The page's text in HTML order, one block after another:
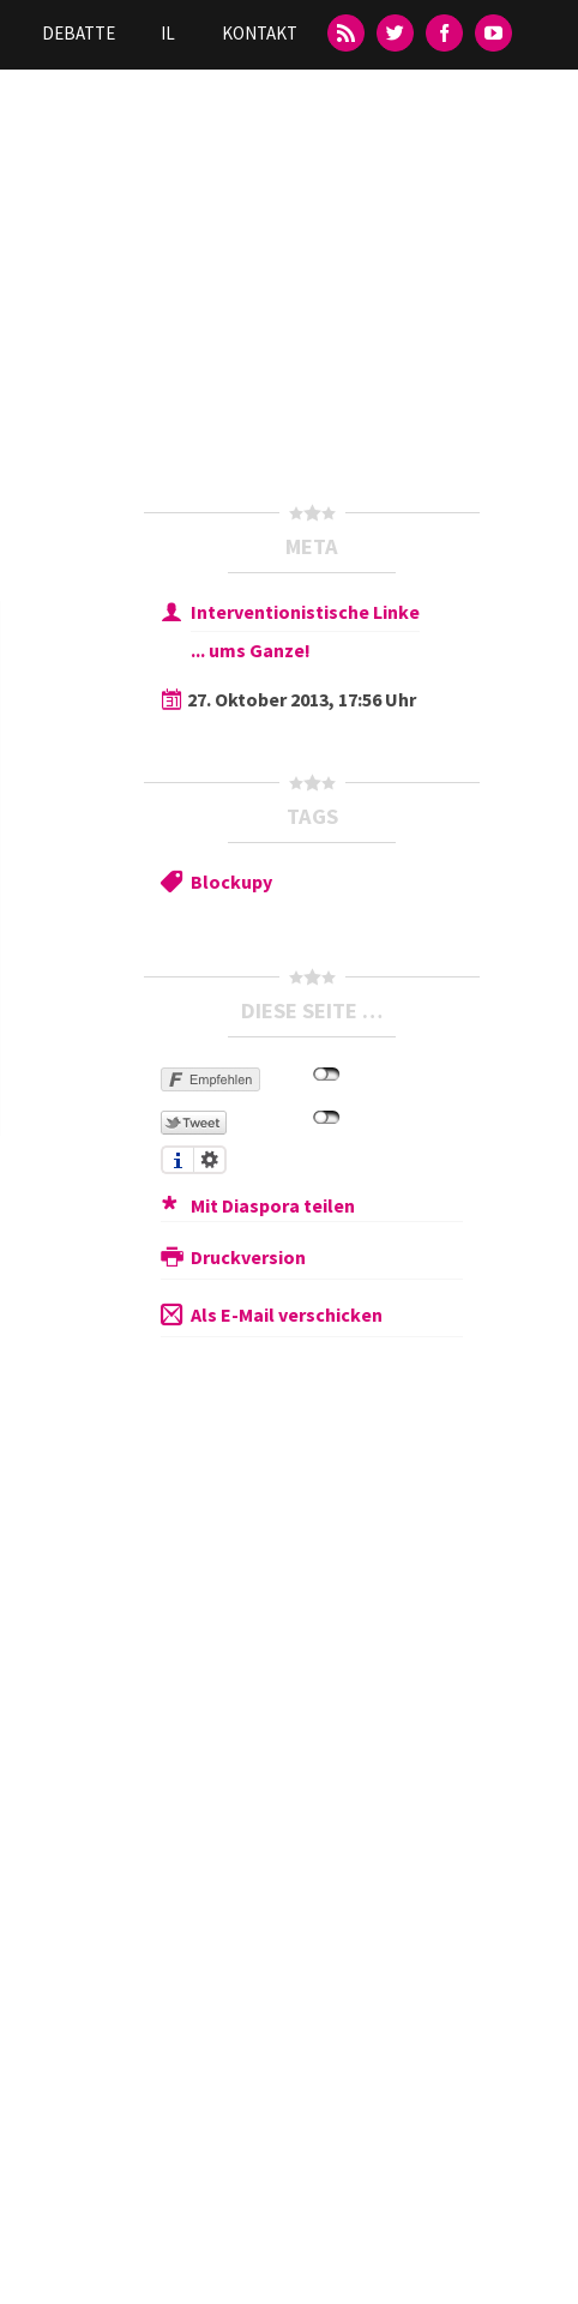
DEBATTE IL KONTAKT
META
Interventionistische Linke
... ums Ganze!
27. Oktober 2013, 17:56 Uhr
TAGS
Blockupy
DIESE SEITE …
Mit Diaspora teilen
Druckversion
Als E-Mail verschicken